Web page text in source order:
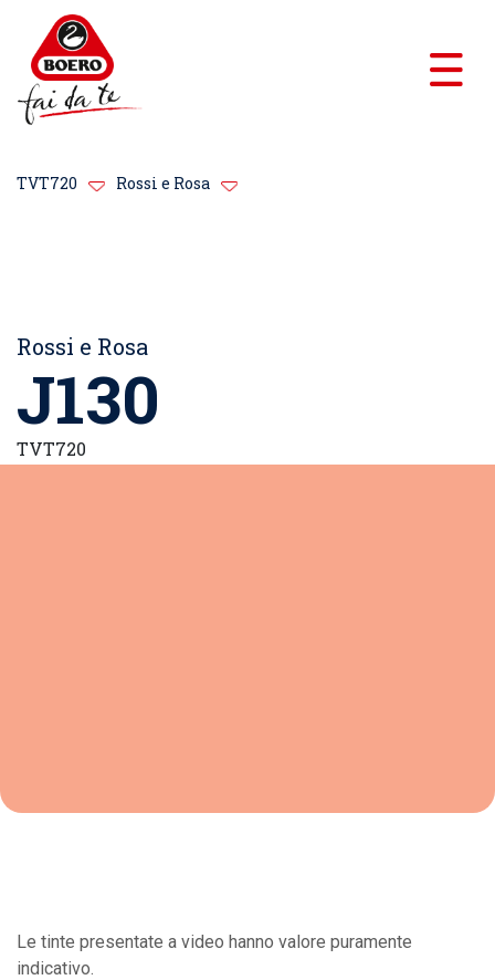
TVT720 Rossi e Rosa
Rossi e Rosa
J130
TVT720
Le tinte presentate a video hanno valore puramente
indicativo.